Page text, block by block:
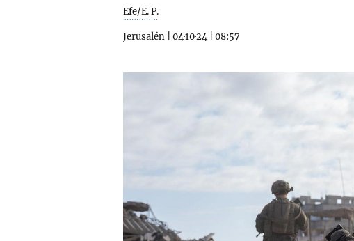
Efe/E. P.
Jerusalén 04·10·24 08:57